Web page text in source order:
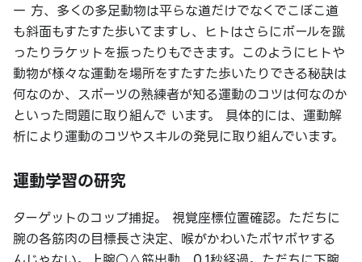
一 方、多くの多足動物は平らな道だけでなくでこぼこ道
も斜面もすたすた歩いてますし、ヒトはさらにボールを蹴
ったりラケットを振ったりもできます。このようにヒトや
動物が様々な運動を場所をすたすた歩いたりできる秘訣は
何なのか、スポーツの熟練者が知る運動のコツは何なのか
といった問題に取り組んで います。 具体的には、運動解
析により運動のコツやスキルの発見に取り組んでいます。
運動学習の研究
ターゲットのコップ捕捉。 視覚座標位置確認。ただちに
腕の各筋肉の目標長さ決定、喉がかわいたボヤボヤする